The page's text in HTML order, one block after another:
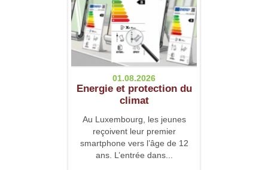
01.08.2026
Energie et protection du
climat
Au Luxembourg, les jeunes
reçoivent leur premier
smartphone vers l’âge de 12
ans. L’entrée dans...